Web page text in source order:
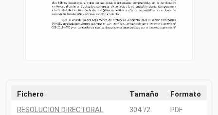
Fichero Tamaño
Formato
RESOLUCION DIRECTORAL
304.72
PDF